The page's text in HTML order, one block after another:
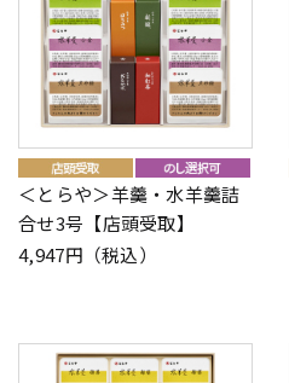
＜とらや＞羊羹・水羊羹詰
合せ3号【店頭受取】
4,947円（税込）